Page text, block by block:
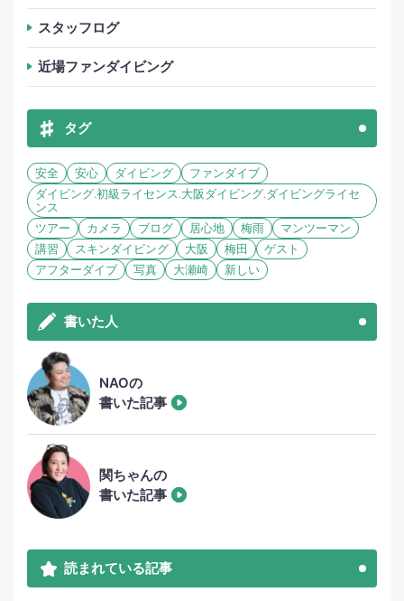
スタッフログ
近場ファンダイビング
タグ
安全 安心 ダイビング
ファンダイブ
ダイビング.初級ライセンス.大阪ダイビング.ダイビングライセ
ンス
ツアー
カメラ ブログ 居心地 梅雨
マンツーマン
講習
スキンダイビング 大阪 梅田
ゲスト
アフターダイブ
写真 大瀬崎 新しい
書いた人
NAOの
書いた記事
関ちゃんの
書いた記事
読まれている記事